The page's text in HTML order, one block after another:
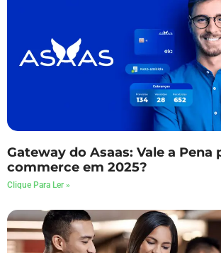
Gateway do Asaas: Vale a Pena
commerce em 2025?
Clique Para Ler »